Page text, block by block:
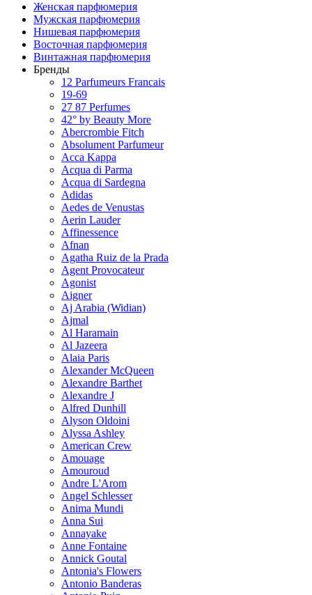
Женская парфюмерия
Мужская парфюмерия
Нишевая парфюмерия
Восточная парфюмерия
Винтажная парфюмерия
Бренды
12 Parfumeurs Francais
19-69
27 87 Perfumes
42° by Beauty More
Abercrombie Fitch
Absolument Parfumeur
Acca Kappa
Acqua di Parma
Acqua di Sardegna
Adidas
Aedes de Venustas
Aerin Lauder
Affinessence
Afnan
Agatha Ruiz de la Prada
Agent Provocateur
Agonist
Aigner
Aj Arabia (Widian)
Ajmal
Al Haramain
Al Jazeera
Alaia Paris
Alexander McQueen
Alexandre Barthet
Alexandre J
Alfred Dunhill
Alyson Oldoini
Alyssa Ashley
American Crew
Amouage
Amouroud
Andre L'Arom
Angel Schlesser
Anima Mundi
Anna Sui
Annayake
Anne Fontaine
Annick Goutal
Antonia's Flowers
Antonio Banderas